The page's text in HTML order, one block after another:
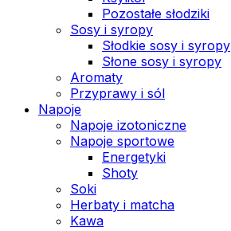
Pozostałe słodziki
Sosy i syropy
Słodkie sosy i syropy
Słone sosy i syropy
Aromaty
Przyprawy i sól
Napoje
Napoje izotoniczne
Napoje sportowe
Energetyki
Shoty
Soki
Herbaty i matcha
Kawa